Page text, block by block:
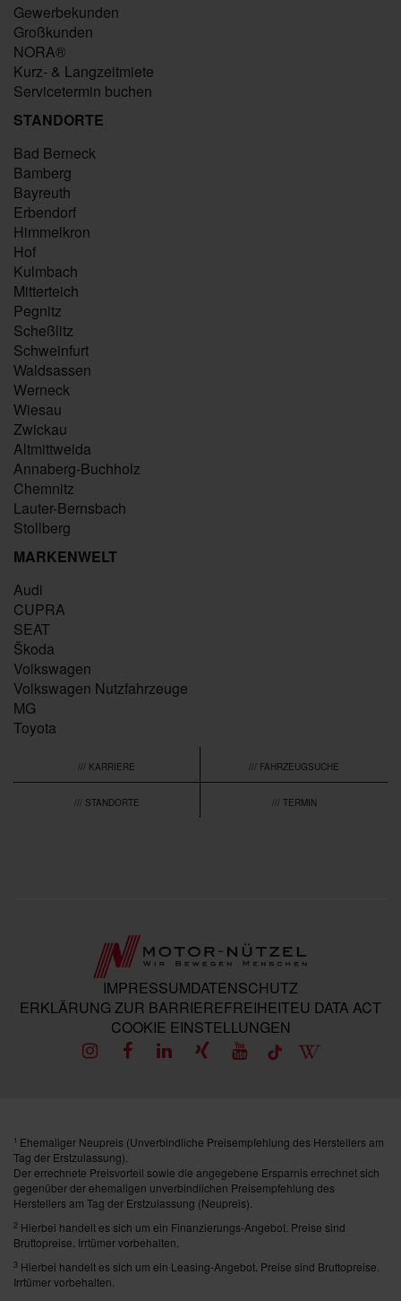
Gewerbekunden
Großkunden
NORA®
Kurz- & Langzeitmiete
Servicetermin buchen
STANDORTE
Bad Berneck
Bamberg
Bayreuth
Erbendorf
Himmelkron
Hof
Kulmbach
Mitterteich
Pegnitz
Scheßlitz
Schweinfurt
Waldsassen
Werneck
Wiesau
Zwickau
Altmittweida
Annaberg-Buchholz
Chemnitz
Lauter-Bernsbach
Stollberg
MARKENWELT
Audi
CUPRA
SEAT
Škoda
Volkswagen
Volkswagen Nutzfahrzeuge
MG
Toyota
/// KARRIERE /// FAHRZEUGSUCHE
/// STANDORTE /// TERMIN
IMPRESSUMDATENSCHUTZ
ERKLÄRUNG ZUR BARRIEREFREIHEITEU DATA ACT
COOKIE EINSTELLUNGEN
1 Ehemaliger Neupreis (Unverbindliche Preisempfehlung des Herstellers am
Tag der Erstzulassung).
Der errechnete Preisvorteil sowie die angegebene Ersparnis errechnet sich
gegenüber der ehemaligen unverbindlichen Preisempfehlung des
Herstellers am Tag der Erstzulassung (Neupreis).
2 Hierbei handelt es sich um ein Finanzierungs-Angebot. Preise sind
Bruttopreise. Irrtümer vorbehalten.
3 Hierbei handelt es sich um ein Leasing-Angebot. Preise sind Bruttopreise.
Irrtümer vorbehalten.